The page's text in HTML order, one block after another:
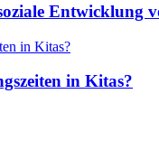
Entwicklung
in Kitas?